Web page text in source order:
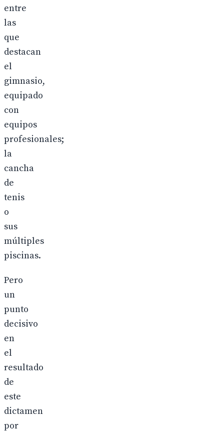
entre
las
que
destacan
el
gimnasio,
equipado
con
equipos
profesionales;
la
cancha
de
tenis
o
sus
múltiples
piscinas.
Pero
un
punto
decisivo
en
el
resultado
de
este
dictamen
por